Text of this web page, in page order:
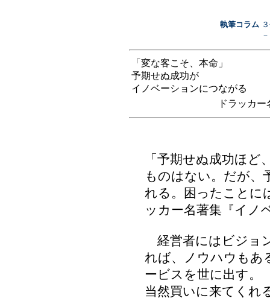
執筆コラム
「変な客こそ、本命」
予期せぬ成功が
イノベーションにつながる
ドラッカ
「予期せぬ成功ほ
ものはない。だが、
れる。困ったことに
ッカー名著集『イノ
経営者にはビジョ
れば、ノウハウもあ
ービスを世に出す。
当然買いに来てくれ